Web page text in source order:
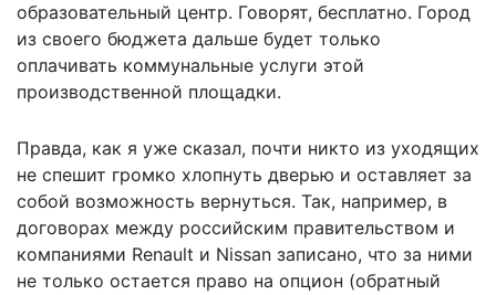
образовательный центр. Говорят, бесплатно. Город
из своего бюджета дальше будет только
оплачивать коммунальные услуги этой
производственной площадки.
Правда, как я уже сказал, почти никто из уходящих
не спешит громко хлопнуть дверью и оставляет за
собой возможность вернуться. Так, например, в
договорах между российским правительством и
компаниями Renault и Nissan записано, что за ними
не только остается право на опцион (обратный